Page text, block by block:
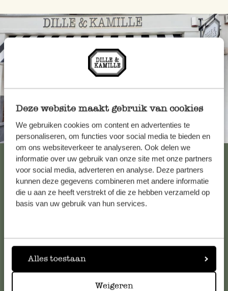
Deze website maakt gebruik van cookies
We gebruiken cookies om content en advertenties te
personaliseren, om functies voor social media te bieden en
om ons websiteverkeer te analyseren. Ook delen we
informatie over uw gebruik van onze site met onze partners
voor social media, adverteren en analyse. Deze partners
kunnen deze gegevens combineren met andere informatie
die u aan ze heeft verstrekt of die ze hebben verzameld op
basis van uw gebruik van hun services.
Alles toestaan
Weigeren
Altijd in de buurt
Bekijk alle 62 winkels
Klantenservice
klantenservice. Of bekijk hier het antwoord op de
meestgestelde vragen